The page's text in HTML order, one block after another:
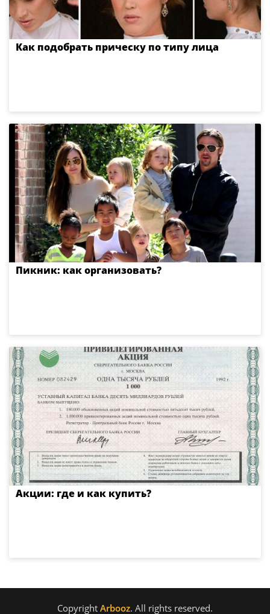
Как подобрать прическу по типу лица
Пикник: как организовать?
Акции: где и как купить?
Copyright Arbooz. All rights reserved.